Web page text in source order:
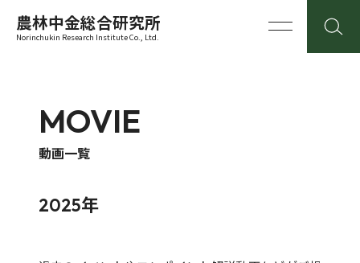
農林中金総合研究所
Norinchukin Research Institute Co., Ltd.
MOVIE
動画一覧
2025年